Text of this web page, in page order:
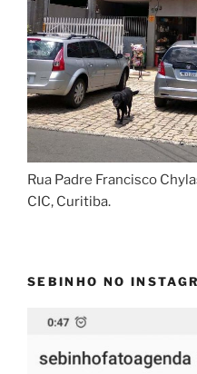
Rua Padre Francisco
CIC, Curitiba.
SEBINHO NO